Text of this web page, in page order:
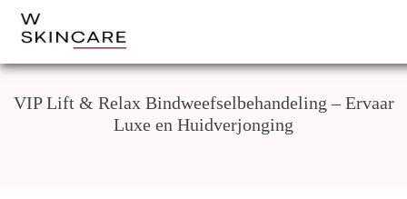
VIP Lift & Relax Bindweefselbehandeling – Ervaar
Luxe en Huidverjonging